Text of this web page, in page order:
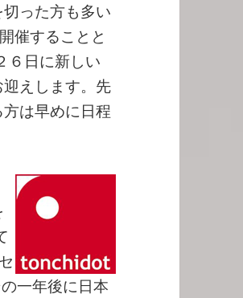
った方も多い
催することと
６日に新しい
えします。先
は早めに日程
一年後に日本